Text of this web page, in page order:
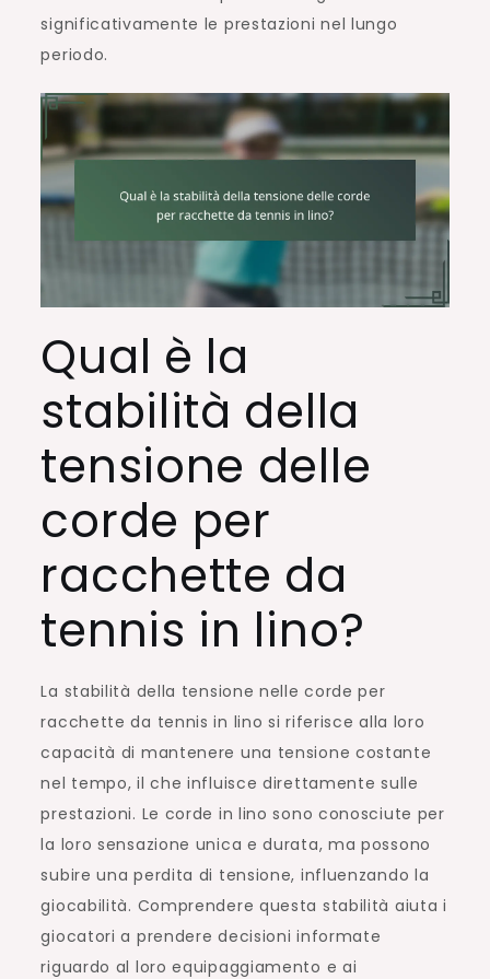
significativamente le prestazioni nel lungo
periodo.
Qual è la
stabilità della
tensione delle
corde per
racchette da
tennis in lino?
La stabilità della tensione nelle corde per
racchette da tennis in lino si riferisce alla loro
capacità di mantenere una tensione costante
nel tempo, il che influisce direttamente sulle
prestazioni. Le corde in lino sono conosciute per
la loro sensazione unica e durata, ma possono
subire una perdita di tensione, influenzando la
giocabilità. Comprendere questa stabilità aiuta i
giocatori a prendere decisioni informate
riguardo al loro equipaggiamento e ai